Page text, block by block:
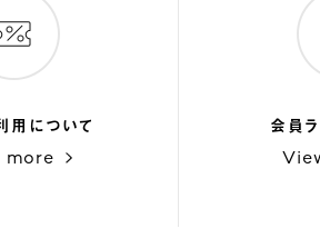
用について
more
会員